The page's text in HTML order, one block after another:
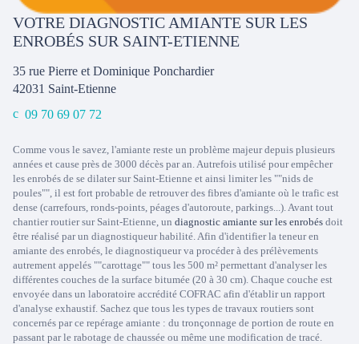
VOTRE DIAGNOSTIC AMIANTE SUR LES
ENROBÉS SUR SAINT-ETIENNE
35 rue Pierre et Dominique Ponchardier
42031 Saint-Etienne
09 70 69 07 72
Comme vous le savez, l'amiante reste un problème majeur depuis plusieurs
années et cause près de 3000 décès par an. Autrefois utilisé pour empêcher
les enrobés de se dilater sur Saint-Etienne et ainsi limiter les ""nids de
poules"", il est fort probable de retrouver des fibres d'amiante où le trafic est
dense (carrefours, ronds-points, péages d'autoroute, parkings...). Avant tout
chantier routier sur Saint-Etienne, un diagnostic amiante sur les enrobés doit
être réalisé par un diagnostiqueur habilité. Afin d'identifier la teneur en
amiante des enrobés, le diagnostiqueur va procéder à des prélèvements
autrement appelés ""carottage"" tous les 500 m² permettant d'analyser les
différentes couches de la surface bitumée (20 à 30 cm). Chaque couche est
envoyée dans un laboratoire accrédité COFRAC afin d'établir un rapport
d'analyse exhaustif. Sachez que tous les types de travaux routiers sont
concernés par ce repérage amiante : du tronçonnage de portion de route en
passant par le rabotage de chaussée ou même une modification de tracé.